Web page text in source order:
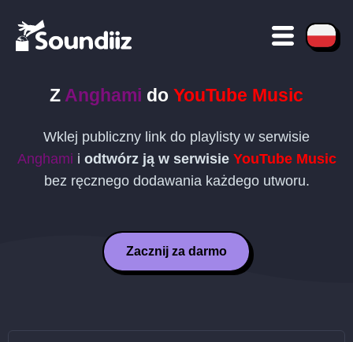
Z Anghami do YouTube Music
Wklej publiczny link do playlisty w serwisie
Anghami i odtwórz ją w serwisie YouTube Music
bez ręcznego dodawania każdego utworu.
Zacznij za darmo